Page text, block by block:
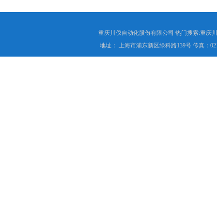
重庆川仪自动化股份有限公司 热门搜索:重庆
地址： 上海市浦东新区绿科路139号 传真：